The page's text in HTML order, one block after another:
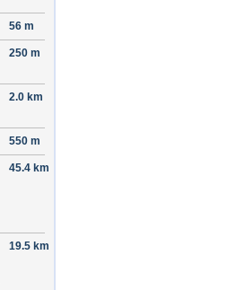
56 m
250 m
2.0 km
550 m
45.4 km
19.5 km